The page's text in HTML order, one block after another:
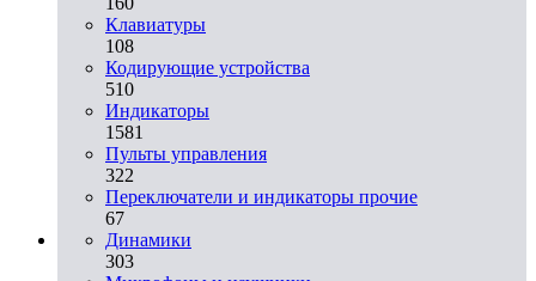
Клавиатуры
108
Кодирующие устройства
510
Индикаторы
1581
Пульты управления
322
Переключатели и индикаторы прочие
67
Динамики
303